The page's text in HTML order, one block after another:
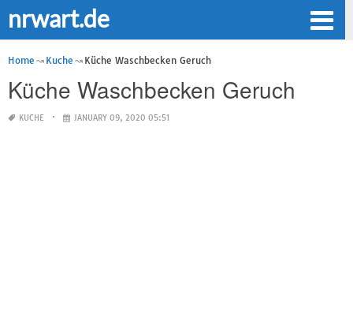
nrwart.de
Home Kuche Küche Waschbecken Geruch
Küche Waschbecken Geruch
KUCHE JANUARY 09, 2020 05:51